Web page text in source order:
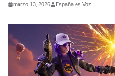
marzo 13, 2026 España es Voz